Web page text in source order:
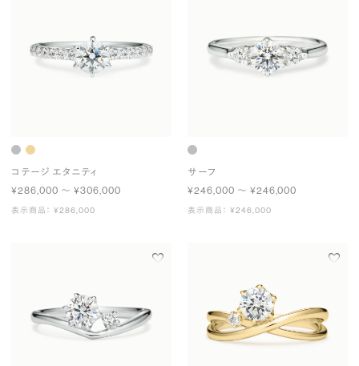
コテージ エタニティ
¥286,000 〜 ¥306,000
表示商品： ¥286,000
サーフ
¥246,000 〜 ¥246,000
表示商品： ¥246,000